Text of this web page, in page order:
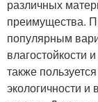
различных
преимущества.
популярным
влагостойкости
также
экологичности